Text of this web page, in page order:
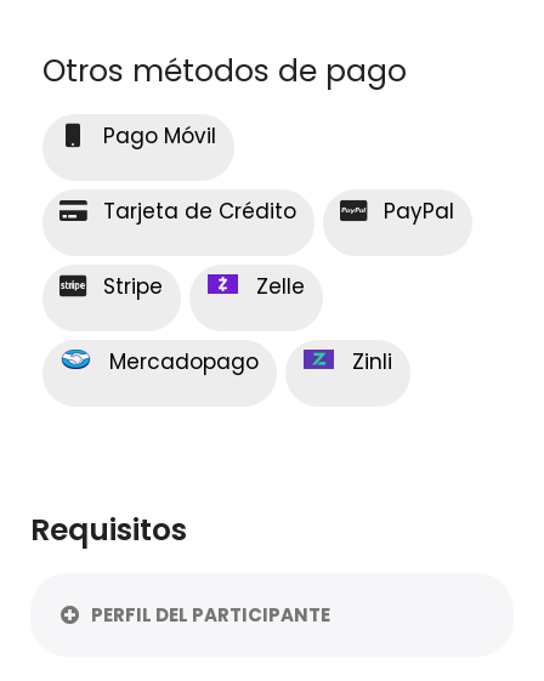
Otros métodos de pago
Pago Móvil
Tarjeta de Crédito PayPal
Stripe Zelle
Mercadopago Zinli
Requisitos
PERFIL DEL PARTICIPANTE